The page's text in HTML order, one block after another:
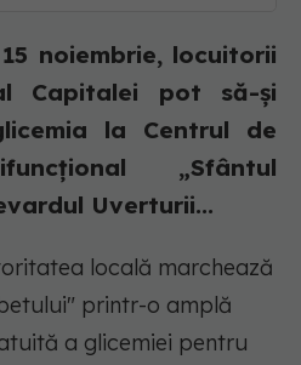
noiembrie, locuitorii
Capitalei pot să-și
la Centrul de
„Sfântul
Uverturii...
locală marchează
printr-o amplă
a glicemiei pentru